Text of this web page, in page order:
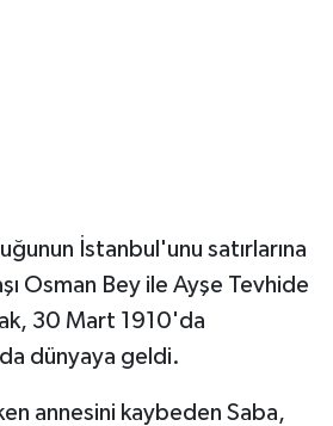
İstanbul'unu satırlarına
Osman Bey ile Ayşe Tevhide
30 Mart 1910'da
dünyaya geldi.
annesini kaybeden Saba,